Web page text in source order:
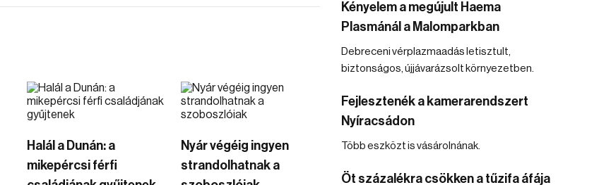
Halál a Dunán: a
mikepércsi férfi
Nyár végéig ingyen
strandolhatnak a
Kényelem a megújult Haema
Plasmánál a Malomparkban
Debreceni vérplazmaadás letisztult,
biztonságos, újjávarázsolt környezetben.
Fejlesztenék a kamerarendszert
Nyíracsádon
Több eszközt is vásárolnának.
Öt százalékra csökken a tűzifa áfája